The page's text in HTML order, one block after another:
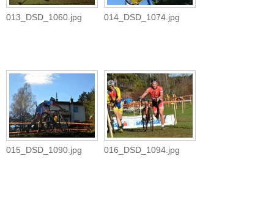
013_DSD_1060.jpg 014_DSD_1074.jpg
015_DSD_1090.jpg 016_DSD_1094.jpg